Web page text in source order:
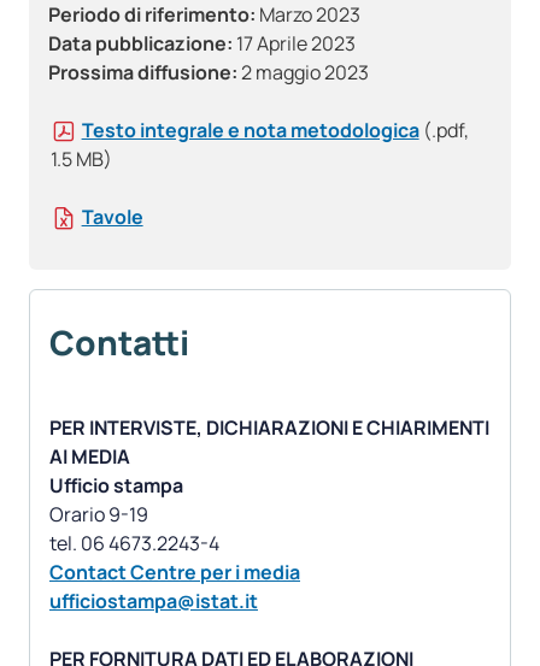
Periodo di riferimento: Marzo 2023
Data pubblicazione: 17 Aprile 2023
Prossima diffusione:2 maggio 2023
Testo integrale e nota metodologica (.pdf,
1.5 MB)
Tavole
Contatti
PER INTERVISTE, DICHIARAZIONI E CHIARIMENTI
AI MEDIA
Ufficio stampa
Orario 9-19
Contact Centre per i media
ufficiostampa@istat.it
PER FORNITURA DATI ED ELABORAZIONI